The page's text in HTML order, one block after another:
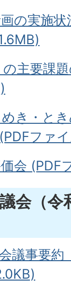
の実施
主要課
き・と
ファ
会 (PDF
会（令
議事要約